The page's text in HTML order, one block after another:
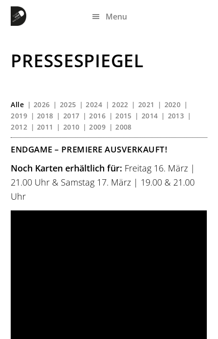
Zum
Inhalt
Zur
Seitenspalte
Zur
Fußzeile
Menu
PRESSESPIEGEL
Alle 2026 2025 2024 2022 2021
2020
2019
2018 2017 2016 2015 2014
2013
2012
2011 2010 2009 2008
ENDGAME – PREMIERE AUSVERKAUFT!
Noch Karten erhältlich für: Freitag 16. März |
21.00 Uhr & Samstag 17. März | 19.00 & 21.00
Uhr